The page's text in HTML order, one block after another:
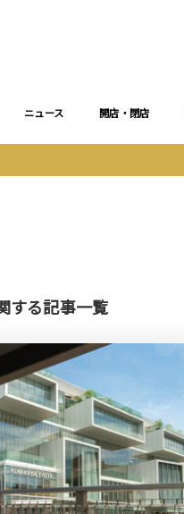
ニュース 開店・閉店
する記事一覧